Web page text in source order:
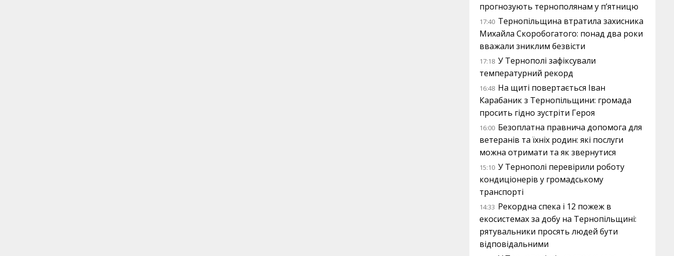
прогнозують тернополянам у п’ятницю
17:40 Тернопільщина втратила захисника
Михайла Скоробогатого: понад два роки
вважали зниклим безвісти
17:18 У Тернополі зафіксували
температурний рекорд
16:48 На щиті повертається Іван
Карабаник з Тернопільщини: громада
просить гідно зустріти Героя
16:00 Безоплатна правнича допомога для
ветеранів та їхніх родин: які послуги
можна отримати та як звернутися
15:10 У Тернополі перевірили роботу
кондиціонерів у громадському
транспорті
14:33 Рекордна спека і 12 пожеж в
екосистемах за добу на Тернопільщині:
рятувальники просять людей бути
відповідальними